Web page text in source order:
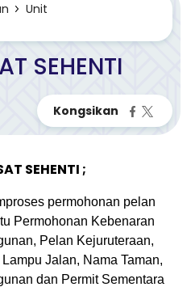
Unit
SEHENTI
SEHENTI ;
permohonan pelan
Permohonan Kebenaran
Pelan Kejuruteraan,
Jalan, Nama Taman,
dan Permit Sementara